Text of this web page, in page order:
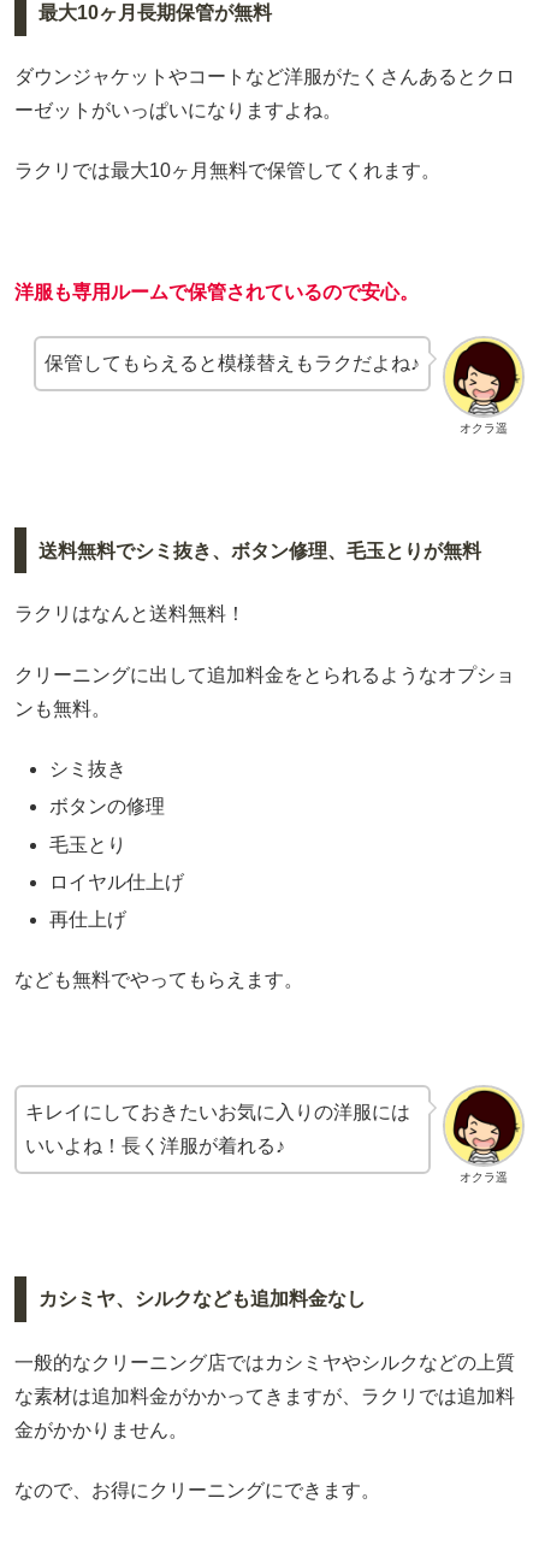
最大10ヶ月長期保管が無料
ダウンジャケットやコートなど洋服がたくさんあるとクロ
ーゼットがいっぱいになりますよね。
ラクリでは最大10ヶ月無料で保管してくれます。
洋服も専用ルームで保管されているので安心。
オクラ遥
保管してもらえると模様替えもラクだよね♪
送料無料でシミ抜き、ボタン修理、毛玉とりが無料
ラクリはなんと送料無料！
クリーニングに出して追加料金をとられるようなオプショ
ンも無料。
シミ抜き
ボタンの修理
毛玉とり
ロイヤル仕上げ
再仕上げ
なども無料でやってもらえます。
オクラ遥
キレイにしておきたいお気に入りの洋服には
いいよね！長く洋服が着れる♪
カシミヤ、シルクなども追加料金なし
一般的なクリーニング店ではカシミヤやシルクなどの上質
な素材は追加料金がかかってきますが、ラクリでは追加料
金がかかりません。
なので、お得にクリーニングにできます。